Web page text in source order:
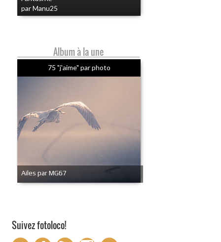
par Manu25
Album à la une
75 "j'aime" par photo
Ailes par MG67
Suivez fotoloco!